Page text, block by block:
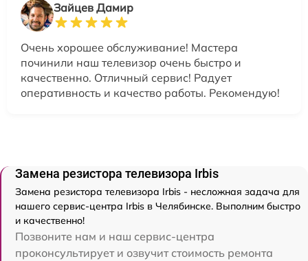
Зайцев Дамир
Очень хорошее обслуживание! Мастера
починили наш телевизор очень быстро и
качественно. Отличный сервис! Радует
оперативность и качество работы. Рекомендую!
Замена резистора телевизора Irbis
Замена резистора телевизора Irbis - несложная задача для
нашего сервис-центра Irbis в Челябинске. Выполним быстро
и качественно!
Позвоните нам и наш сервис-центра
проконсультирует и озвучит стоимость ремонта